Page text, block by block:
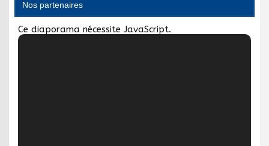
Nos partenaires
Ce diaporama nécessite JavaScript.